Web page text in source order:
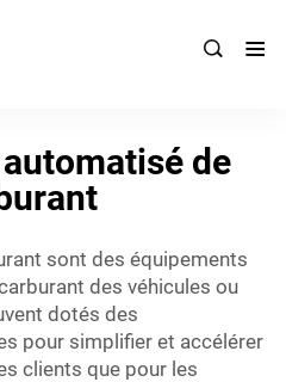

de
sont des équipements
des véhicules ou
dotés des
pour simplifier et accélérer
clients que pour les